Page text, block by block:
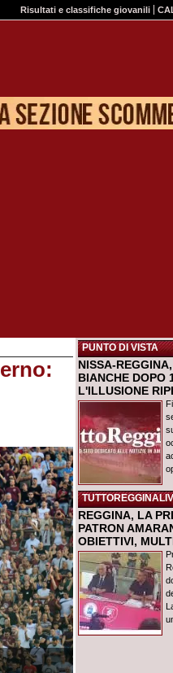
Risultati e classifiche giovanili
PUNTO DI VISTA
NISSA-
BIANCHE DOPO
L'ILLUSIONE
REGGINA, LA
PATRON
OBIETTIVI,